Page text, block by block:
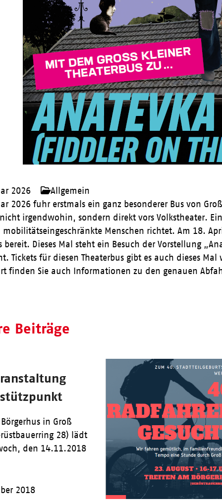
2026
Allgemein
2026 fuhr erstmals ein ganz besonderer Bus von
irgendwohin, sondern direkt vors Volkstheater.
Menschen richtet. Am 18.
bereit. Dieses Mal steht ein Besuch der Vorstellung
Tickets für diesen Theaterbus gibt es auch dieses
finden Sie auch Informationen zu den genauen
Beiträge
Börgerhus in Groß
28) lädt
den 14.11.2018
2018